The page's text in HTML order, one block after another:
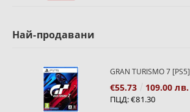
Най-продавани
GRAN TURISMO 7 [PS5]
€55.73 109.00 лв.
ПЦД:€81.30